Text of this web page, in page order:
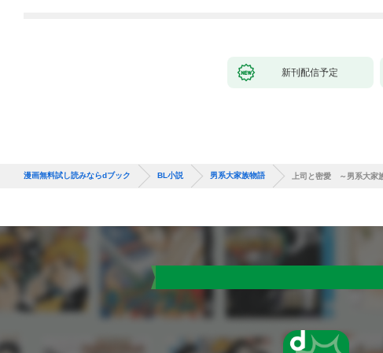
新刊配信予定
漫画無料試し読みならdブック BL小説 男系大家族物語 上司と密愛 ～男系大家